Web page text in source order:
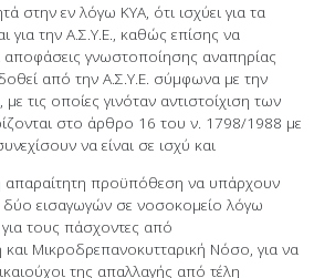
στην εν λόγω ΚΥΑ, ότι ισχύει για τα
για την Α.Σ.Υ.Ε., καθώς επίσης να
αποφάσεις γνωστοποίησης αναπηρίας
από την Α.Σ.Υ.Ε. σύμφωνα με την
τις οποίες γινόταν αντιστοίχιση των
στο άρθρο 16 του ν. 1798/1988 με
να είναι σε ισχύ και
απαραίτητη προϋπόθεση να υπάρχουν
δύο εισαγωγών σε νοσοκομείο λόγω
για τους πάσχοντες από
και Μικροδρεπανοκυτταρική Νόσο, για να
της απαλλαγής από τέλη